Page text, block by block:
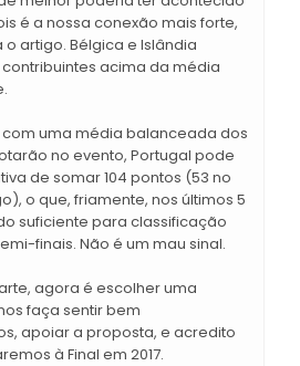
é a nossa conexão mais forte,
artigo. Bélgica e Islândia
acima da média
uma média balanceada dos
no evento, Portugal pode
de somar 104 pontos (53 no
o que, friamente, nos últimos 5
suficiente para classificação
finais. Não é um mau sinal.
agora é escolher uma
faça sentir bem
apoiar a proposta, e acredito
à Final em 2017.